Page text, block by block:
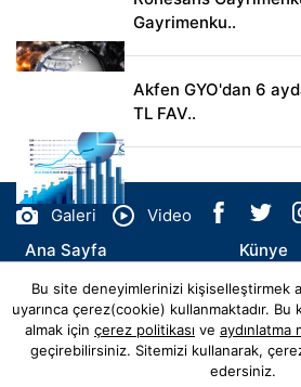
Gayrimenku..
Akfen GYO'dan 6
TL FAV..
Galeri
Video
Ana Sayfa
Künye
İletişim
© Copyright 2026 elbistanda Tüm
Bu site deneyimlerinizi kişiselleştirmek
uyarınca çerez(cookie) kullanmaktadır. Bu
almak için çerez politikası ve aydınlatma
geçirebilirsiniz. Sitemizi kullanarak,
edersiniz.